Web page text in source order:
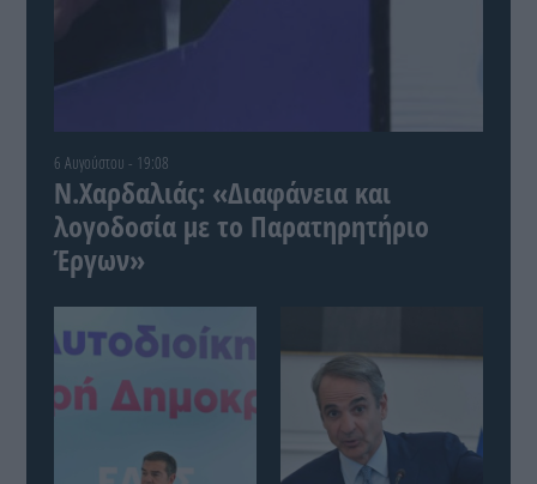
6 Αυγούστου - 19:08
Ν.Χαρδαλιάς: «Διαφάνεια και
λογοδοσία με το Παρατηρητήριο
Έργων»